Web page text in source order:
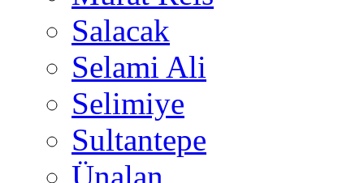
Salacak
Selami Ali
Selimiye
Sultantepe
Ünalan